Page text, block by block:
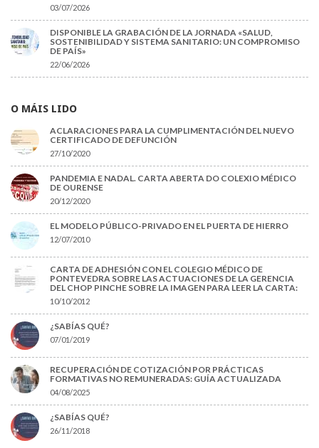
03/07/2026
DISPONIBLE LA GRABACIÓN DE LA JORNADA «SALUD,
SOSTENIBILIDAD Y SISTEMA SANITARIO: UN COMPROMISO
DE PAÍS»
22/06/2026
O MÁIS LIDO
ACLARACIONES PARA LA CUMPLIMENTACIÓN DEL NUEVO
CERTIFICADO DE DEFUNCIÓN
27/10/2020
PANDEMIA E NADAL. CARTA ABERTA DO COLEXIO MÉDICO
DE OURENSE
20/12/2020
EL MODELO PÚBLICO-PRIVADO EN EL PUERTA DE HIERRO
12/07/2010
CARTA DE ADHESIÓN CON EL COLEGIO MÉDICO DE
PONTEVEDRA SOBRE LAS ACTUACIONES DE LA GERENCIA
DEL CHOP PINCHE SOBRE LA IMAGEN PARA LEER LA CARTA:
10/10/2012
¿SABÍAS QUÉ?
07/01/2019
RECUPERACIÓN DE COTIZACIÓN POR PRÁCTICAS
FORMATIVAS NO REMUNERADAS: GUÍA ACTUALIZADA
04/08/2025
¿SABÍAS QUÉ?
26/11/2018